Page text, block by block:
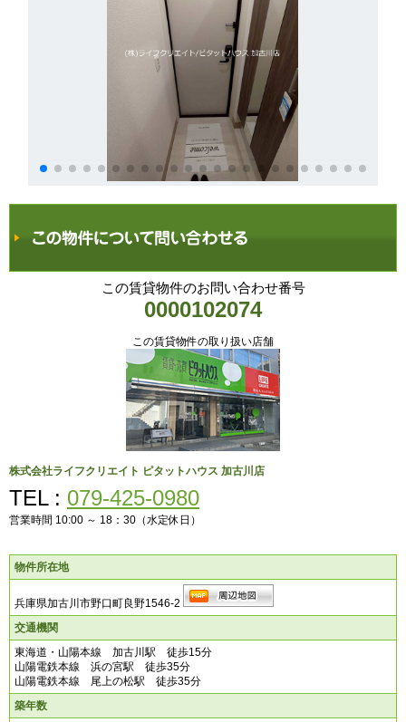
この賃貸物件のお問い合わせ番号
0000102074
この賃貸物件の取り扱い店舗
株式会社ライフクリエイト ピタットハウス 加古川店
TEL : 079-425-0980
営業時間 10:00 ～ 18：30（水定休日）
物件所在地
兵庫県加古川市野口町良野1546-2
交通機関
東海道・山陽本線 加古川駅 徒歩15分
山陽電鉄本線 浜の宮駅 徒歩35分
山陽電鉄本線 尾上の松駅 徒歩35分
築年数